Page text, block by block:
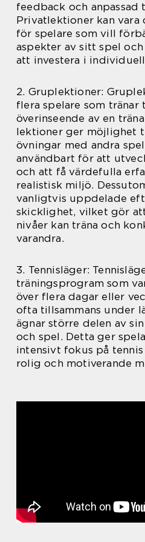
feedback och anpassad
Privatlektioner kan vara
för spelare som vill
aspekter av sitt spel
att investera i
2. Gruplektioner:
flera spelare som tränar
överinseende av en
lektioner ger möjlighet
övningar med andra
användbart för att
och att få värdefulla
realistisk miljö.
vanligtvis uppdelade
skicklighet, vilket gör
nivåer kan träna och
varandra.
3. Tennisläger:
träningsprogram som
över flera dagar eller
ofta tillsammans under
ägnar större delen av
och spel. Detta ger
intensivt fokus på
rolig och motiverande